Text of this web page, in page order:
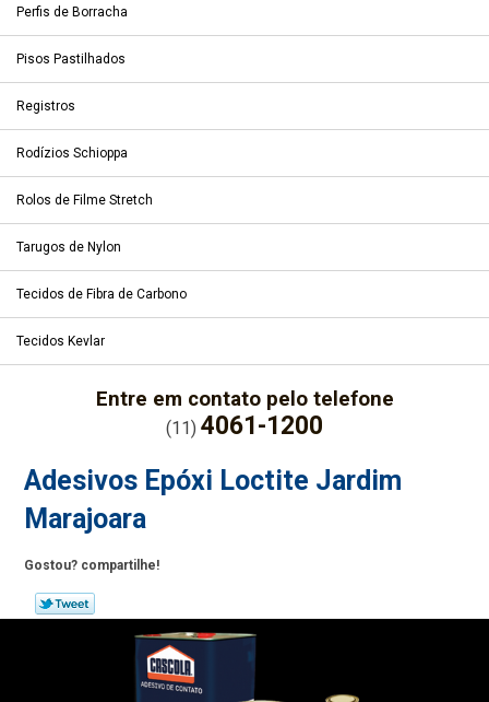
Perfis de Borracha
Pisos Pastilhados
Registros
Rodízios Schioppa
Rolos de Filme Stretch
Tarugos de Nylon
Tecidos de Fibra de Carbono
Tecidos Kevlar
Entre em contato pelo telefone
(11) 4061-1200
Adesivos Epóxi Loctite Jardim
Marajoara
Gostou? compartilhe!